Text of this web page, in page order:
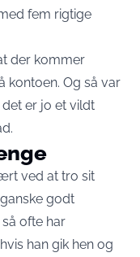
fem rigtige
der kommer
kontoen. Og så var
er jo et vildt
ved at tro sit
godt
ofte har
han gik hen og